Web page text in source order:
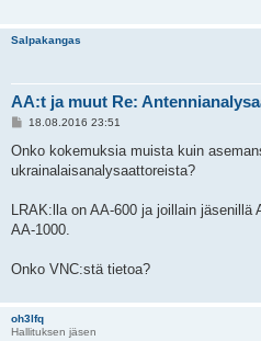
Salpakangas
AA:t ja muut Re:
P
s
18.08.2016 23:51
Onko kokemuksia muista kuin
ukrainalaisanalysaattoreista?
LRAK:lla on AA-600 ja joillain jäsenillä
AA-1000.
Onko VNC:stä tietoa?
oh3lfq
Hallituksen jäsen